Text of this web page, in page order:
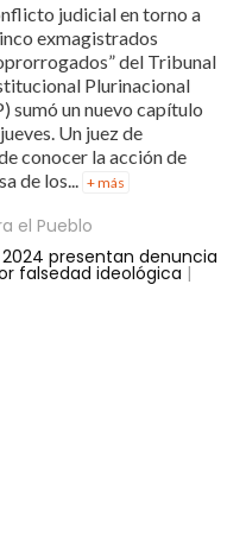
judicial en torno a
exmagistrados
del Tribunal
Plurinacional
sumó un nuevo capítulo
Un juez de
conocer la acción de
de los... + más
el Pueblo
presentan denuncia
falsedad ideológica |